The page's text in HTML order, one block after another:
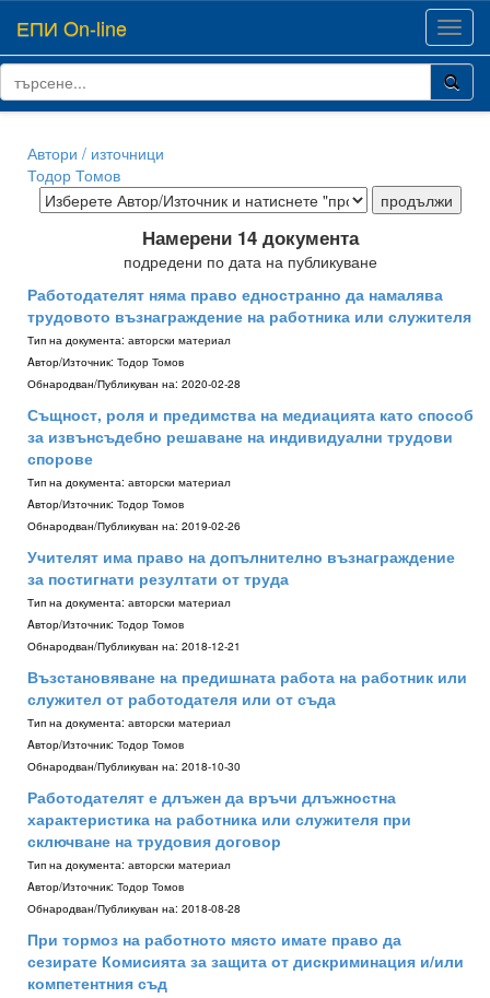
ЕПИ On-line
Автори / източници
Тодор Томов
Намерени 14 документа
подредени по дата на публикуване
Работодателят няма право едностранно да намалява
трудовото възнаграждение на работника или служителя
Тип на документа: авторски материал
Aвтор/Източник: Тодор Томов
Обнародван/Публикуван на: 2020-02-28
Същност, роля и предимства на медиацията като способ
за извънсъдебно решаване на индивидуални трудови
спорове
Тип на документа: авторски материал
Aвтор/Източник: Тодор Томов
Обнародван/Публикуван на: 2019-02-26
Учителят има право на допълнително възнаграждение
за постигнати резултати от труда
Тип на документа: авторски материал
Aвтор/Източник: Тодор Томов
Обнародван/Публикуван на: 2018-12-21
Възстановяване на предишната работа на работник или
служител от работодателя или от съда
Тип на документа: авторски материал
Aвтор/Източник: Тодор Томов
Обнародван/Публикуван на: 2018-10-30
Работодателят е длъжен да връчи длъжностна
характеристика на работника или служителя при
сключване на трудовия договор
Тип на документа: авторски материал
Aвтор/Източник: Тодор Томов
Обнародван/Публикуван на: 2018-08-28
При тормоз на работното място имате право да
сезирате Комисията за защита от дискриминация и/или
компетентния съд